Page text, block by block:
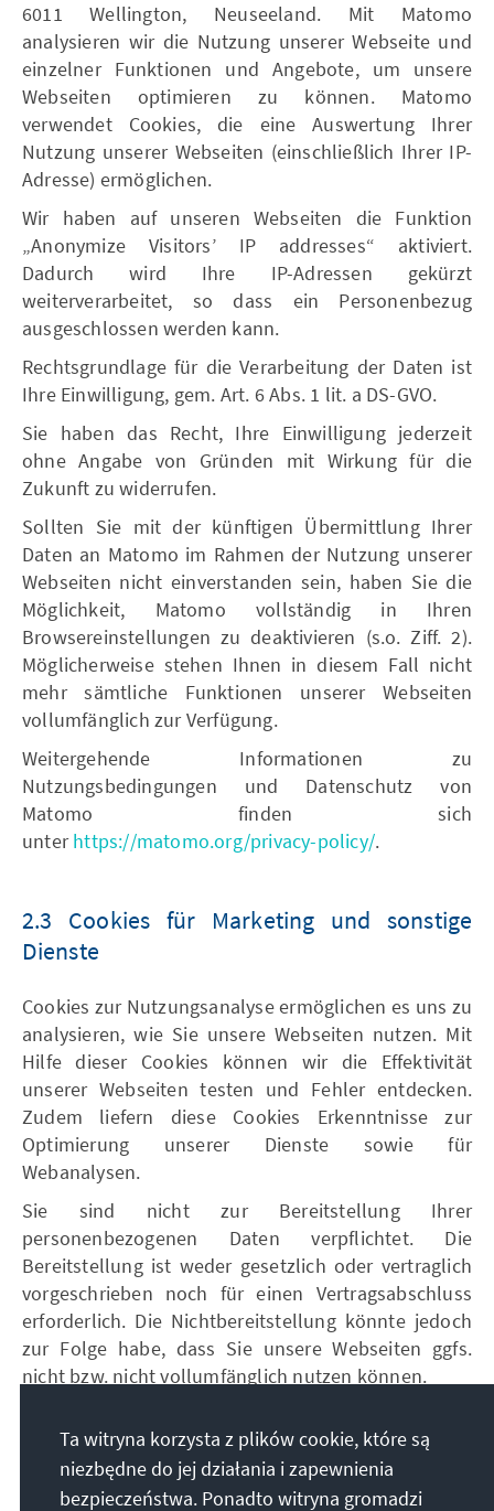
6011 Wellington, Neuseeland. Mit Matomo
analysieren wir die Nutzung unserer Webseite und
einzelner Funktionen und Angebote, um unsere
Webseiten optimieren zu können. Matomo
verwendet Cookies, die eine Auswertung Ihrer
Nutzung unserer Webseiten (einschließlich Ihrer IP-
Adresse) ermöglichen.
Wir haben auf unseren Webseiten die Funktion
„Anonymize Visitors’ IP addresses“ aktiviert.
Dadurch wird Ihre IP-Adressen gekürzt
weiterverarbeitet, so dass ein Personenbezug
ausgeschlossen werden kann.
Rechtsgrundlage für die Verarbeitung der Daten ist
Ihre Einwilligung, gem. Art. 6 Abs. 1 lit. a DS-GVO.
Sie haben das Recht, Ihre Einwilligung jederzeit
ohne Angabe von Gründen mit Wirkung für die
Zukunft zu widerrufen.
Sollten Sie mit der künftigen Übermittlung Ihrer
Daten an Matomo im Rahmen der Nutzung unserer
Webseiten nicht einverstanden sein, haben Sie die
Möglichkeit, Matomo vollständig in Ihren
Browsereinstellungen zu deaktivieren (s.o. Ziff. 2).
Möglicherweise stehen Ihnen in diesem Fall nicht
mehr sämtliche Funktionen unserer Webseiten
vollumfänglich zur Verfügung.
Weitergehende Informationen zu
Nutzungsbedingungen und Datenschutz von
Matomo finden sich
unterhttps://matomo.org/privacy-policy/.
2.3 Cookies für Marketing und sonstige
Dienste
Cookies zur Nutzungsanalyse ermöglichen es uns zu
analysieren, wie Sie unsere Webseiten nutzen. Mit
Hilfe dieser Cookies können wir die Effektivität
unserer Webseiten testen und Fehler entdecken.
Zudem liefern diese Cookies Erkenntnisse zur
Optimierung unserer Dienste sowie für
Webanalysen.
Sie sind nicht zur Bereitstellung Ihrer
personenbezogenen Daten verpflichtet. Die
Bereitstellung ist weder gesetzlich oder vertraglich
vorgeschrieben noch für einen Vertragsabschluss
erforderlich. Die Nichtbereitstellung könnte jedoch
zur Folge habe, dass Sie unsere Webseiten ggfs.
nicht bzw. nicht vollumfänglich nutzen können.
personenbezogener Daten unter Verwendung von
Cookies zur Nutzungsanalyse ist Ihre Einwilligung
gemäß Art. 6 Abs. 1 lit. a DS-GVO.
Ta witryna korzysta z plików cookie, które są
niezbędne do jej działania i zapewnienia
bezpieczeństwa. Ponadto witryna gromadzi